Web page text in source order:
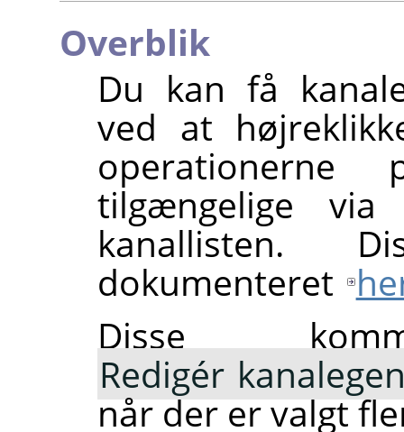
Overblik
Du kan få
ved at
tilgængelige
kanallisten.
dokumenteret
Disse
Redigér
når der er valgt